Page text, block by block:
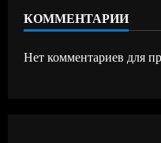
КОММЕНТАРИИ
Нет комментариев для